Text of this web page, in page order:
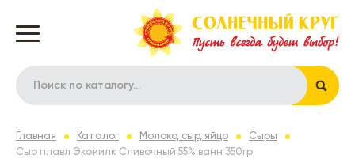
Главная Каталог Молоко, сыр, яйцо
Сыры
Сыр плавл Экомилк Сливочный 55% ванн 350гр